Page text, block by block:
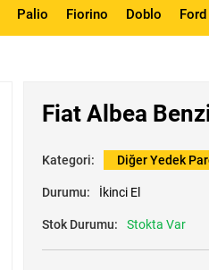
Palio Fiorino Doblo Ford
Fiat Albea
Kategori: Diğer Yedek
Durumu: İkinci El
Stok Durumu: Stokta Var